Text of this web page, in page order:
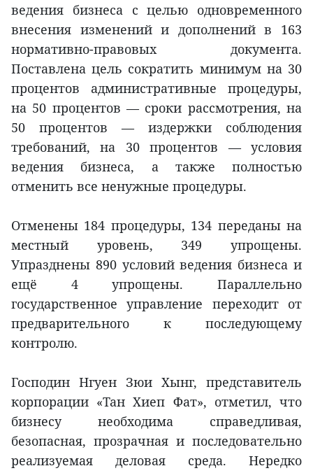
ведения бизнеса с целью одновременного
внесения изменений и дополнений в 163
нормативно-правовых документа.
Поставлена цель сократить минимум на 30
процентов административные процедуры,
на 50 процентов — сроки рассмотрения, на
50 процентов — издержки соблюдения
требований, на 30 процентов — условия
ведения бизнеса, а также полностью
отменить все ненужные процедуры.
Отменены 184 процедуры, 134 переданы на
местный уровень, 349 упрощены.
Упразднены 890 условий ведения бизнеса и
ещё 4 упрощены. Параллельно
государственное управление переходит от
предварительного к последующему
контролю.
Господин Нгуен Зюи Хынг, представитель
корпорации «Тан Хиеп Фат», отметил, что
бизнесу необходима справедливая,
безопасная, прозрачная и последовательно
реализуемая деловая среда. Нередко